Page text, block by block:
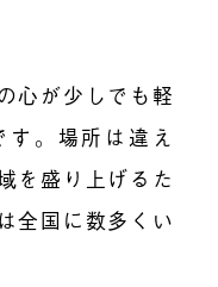
心が少しでも軽
す。場所は違え
を盛り上げるた
全国に数多くい